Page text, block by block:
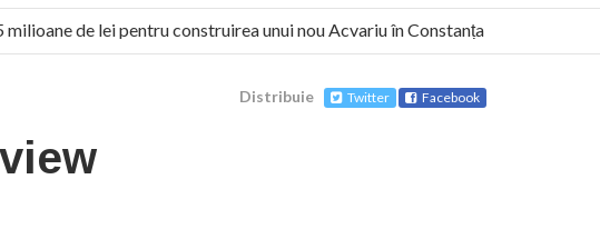
de lei pentru construirea unui nou Acvariu în Constanța
Distribuie Twitter Facebook